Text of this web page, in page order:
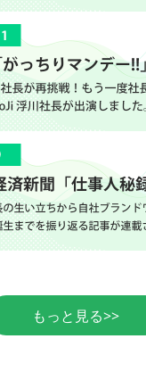
もっと見る>>